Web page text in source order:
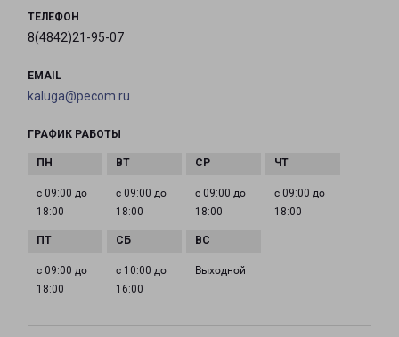
ТЕЛЕФОН
8(4842)21-95-07
EMAIL
kaluga@pecom.ru
ГРАФИК РАБОТЫ
с 09:00 до
18:00
с 09:00 до
18:00
с 09:00 до
18:00
с 09:00 до
18:00
с 09:00 до
18:00
с 10:00 до
16:00
Выходной